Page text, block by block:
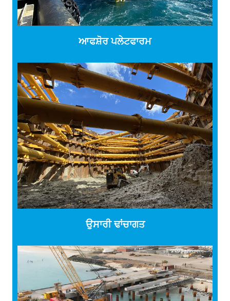
ਆਫਸ਼ੋਰ ਪਲੇਟਫਾਰਮ
ਉਸਾਰੀ ਢਾਂਚਾਗਤ